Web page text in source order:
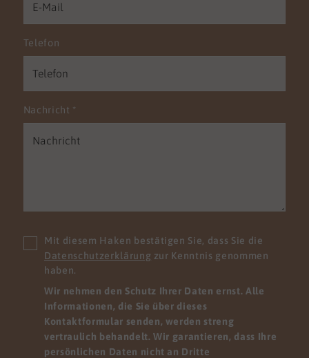
Telefon
Nachricht *
Mit diesem Haken bestätigen Sie, dass Sie die
Datenschutzerklärung zur Kenntnis genommen
haben.
Wir nehmen den Schutz Ihrer Daten ernst. Alle
Informationen, die Sie über dieses
Kontaktformular senden, werden streng
vertraulich behandelt. Wir garantieren, dass Ihre
persönlichen Daten nicht an Dritte